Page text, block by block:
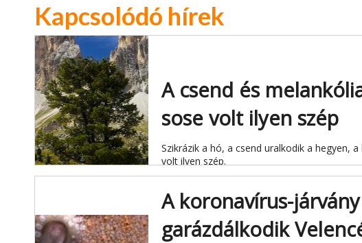
Kapcsolódó hírek
A csend és
sose volt ilyen szép
Szikrázik a hó, a csend uralkodik a hegyen,
volt ilyen szép.
A koronavírus-
garázdálkodik